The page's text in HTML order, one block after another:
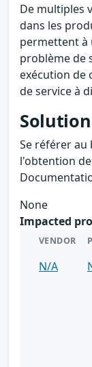
De multiples
dans les
permettent à
problème de
exécution de
de service à
Solution
Se référer
l'obtention
None
Impacted
VENDOR
N/A